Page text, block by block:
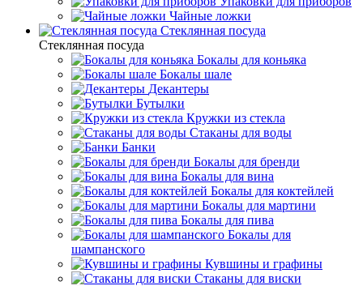
Чайные ложки
Стеклянная посуда
Стеклянная посуда
Бокалы для коньяка
Бокалы шале
Декантеры
Бутылки
Кружки из стекла
Стаканы для воды
Банки
Бокалы для бренди
Бокалы для вина
Бокалы для коктейлей
Бокалы для мартини
Бокалы для пива
Бокалы для
шампанского
Кувшины и графины
Стаканы для виски